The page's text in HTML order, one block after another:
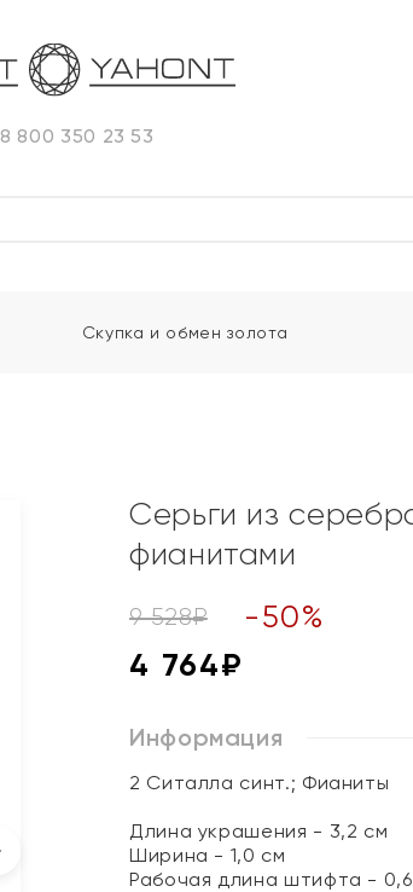
8 800 350 23 53
Скупка и обмен золота
Серьги из
фианитами
9 528₽ -50%
4 764₽
Информация
2 Ситалла синт.; Фианиты
Длина украшения - 3,2 см
Ширина - 1,0 см
Рабочая длина штифта -